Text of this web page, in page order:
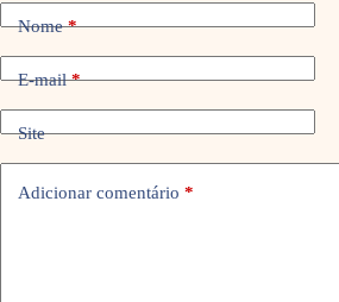
Nome*
E-mail*
Site
Adicionar comentário *